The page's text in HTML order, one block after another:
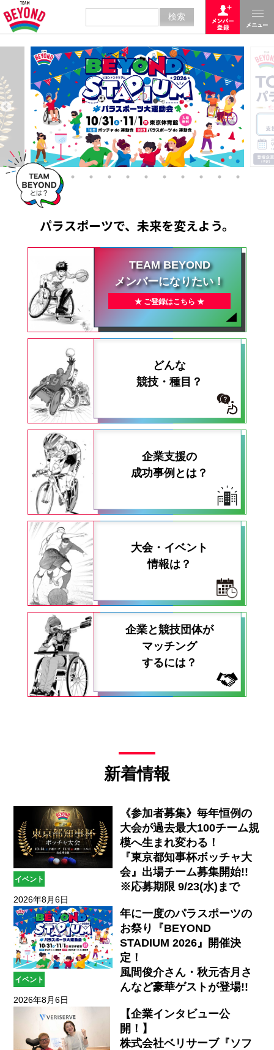
パラスポーツで、未来を変えよう。
TEAM BEYOND
メンバーになりたい！
★ ご登録はこちら ★
どんな
競技・種目？
企業支援の
成功事例とは？
大会・イベント
情報は？
企業と競技団体が
マッチング
するには？
新着情報
イベント
《参加者募集》毎年恒例の
大会が過去最大100チーム規
模へ生まれ変わる！
『東京都知事杯ボッチャ大
会』出場チーム募集開始!!
※応募期限 9/23(水)まで
2026年8月6日
イベント
年に一度のパラスポーツの
お祭り『BEYOND
STADIUM 2026』開催決
定！
風間俊介さん・秋元杏月さ
んなど豪華ゲストが登場!!
2026年8月6日
【企業インタビュー公
開！】
株式会社ベリサーブ『ソフ